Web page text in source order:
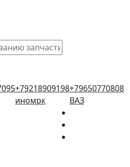
+79218909198
иномрк
+79650770808
ВАЗ